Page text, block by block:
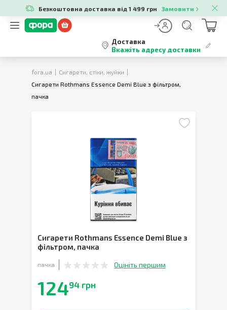
Безкоштовна доставка від 1 499 грн Замовити
Доставка
Вкажіть адресу доставки
fora.ua
Сигарети, стіки, жуйки
Сигарети Rothmans Essence Demi Blue з фільтром,
пачка
Сигарети Rothmans Essence Demi Blue з
фільтром, пачка
пачка Оцініть першим
12494 грн